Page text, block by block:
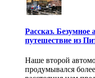
Рассказ. Безумное
путешествие из
Наше второй
продумывался